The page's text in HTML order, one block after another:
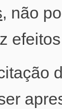
, não